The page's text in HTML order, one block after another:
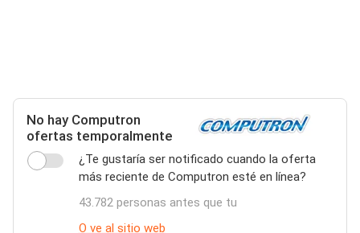
No hay Computron
ofertas temporalmente
¿Te gustaría ser notificado cuando la oferta
más reciente de Computron esté en línea?
43.782 personas antes que tu
O ve al sitio web